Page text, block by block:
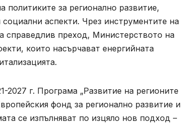
за регионално развитие,
аспекти. Чрез инструментите на
справедлив преход, Министерството на
които насърчават енергийната
г. Програма „Развитие на регионите
фонд за регионално развитие и
се изпълняват по изцяло нов подход –